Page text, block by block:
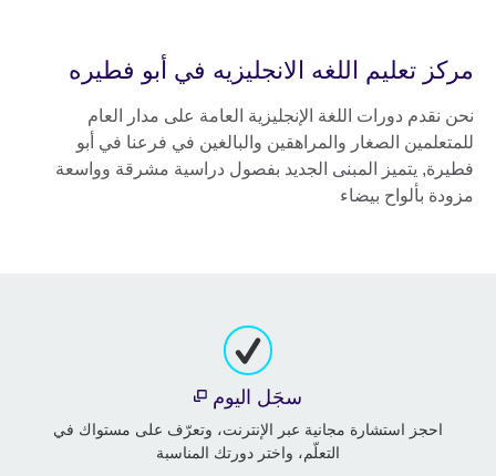
مركز تعليم اللغه الانجليزيه في أبو فطيره
نحن نقدم دورات اللغة الإنجليزية العامة على مدار العام
للمتعلمين الصغار والمراهقين والبالغين في فرعنا في أبو
فطيرة, يتميز المبنى الجديد بفصول دراسية مشرقة وواسعة
مزودة بألواح بيضاء
سجَل اليوم
احجز استشارة مجانية عبر الإنترنت، وتعرّف على مستواك في
التعلّم، واختر دورتك المناسبة